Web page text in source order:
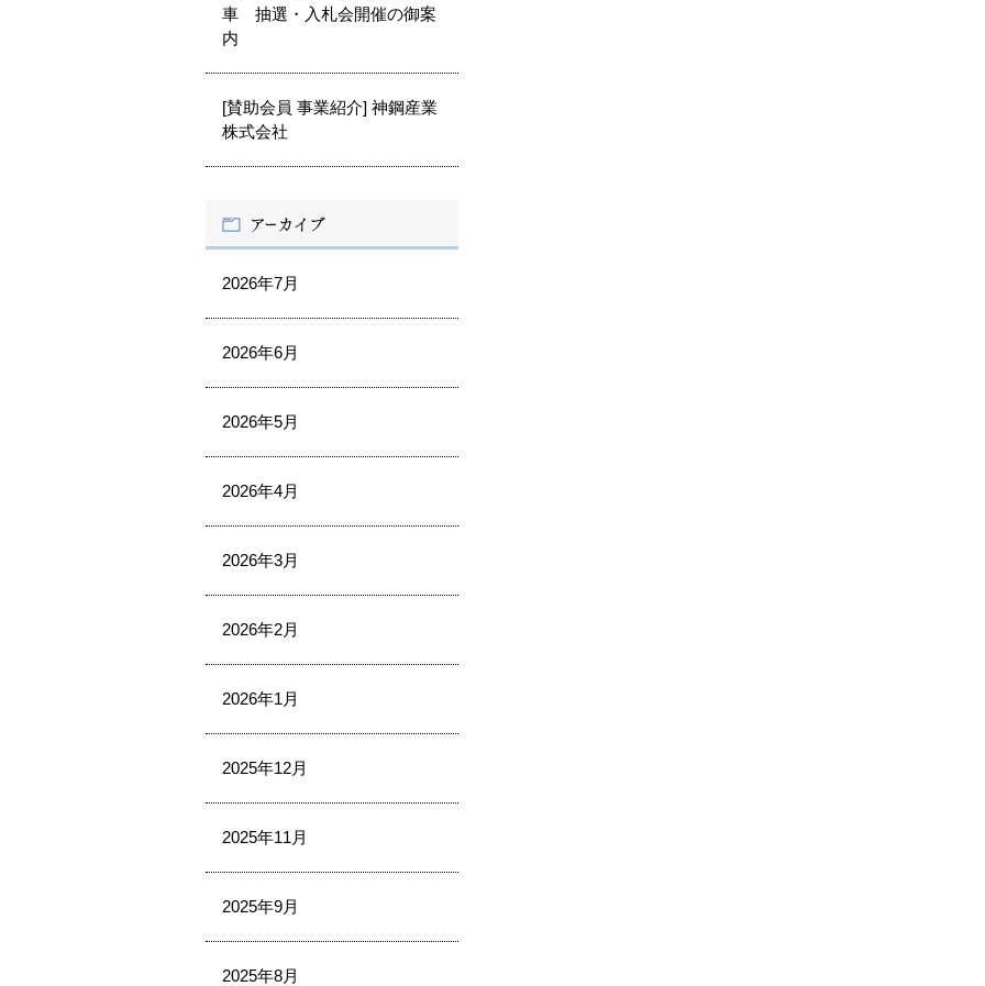
車 抽選・入札会開催の御案
内
[賛助会員 事業紹介] 神鋼産業
株式会社
2026年7月
2026年6月
2026年5月
2026年4月
2026年3月
2026年2月
2026年1月
2025年12月
2025年11月
2025年9月
2025年8月